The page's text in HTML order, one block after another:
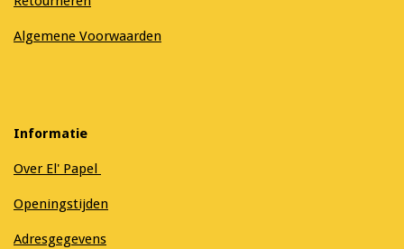
Algemene Voorwaarden
Informatie
Over El' Papel
Openingstijden
Adresgegevens